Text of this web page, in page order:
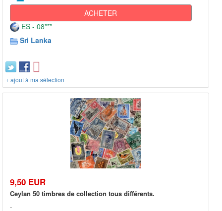
ACHETER
ES - 08***
Sri Lanka
+ ajout à ma sélection
9,50 EUR
Ceylan 50 timbres de collection tous différents.